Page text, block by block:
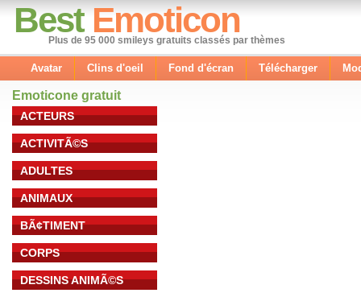
Best Emoticon
Plus de 95 000 smileys gratuits classés par thèmes
Avatar Clins d'oeil Fond d'écran Télécharger
Emoticone gratuit
ACTEURS
ACTIVITÃ©S
ADULTES
ANIMAUX
BÃ¢TIMENT
CORPS
DESSINS ANIMÃ©S